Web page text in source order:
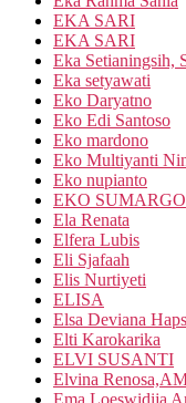
EKA SARI
EKA SARI
Eka Setianingsih,
Eka setyawati
Eko Daryatno
Eko Edi Santoso
Eko mardono
Eko Multiyanti
Eko nupianto
EKO SUMARGO
Ela Renata
Elfera Lubis
Eli Sjafaah
Elis Nurtiyeti
ELISA
Elsa Deviana
Elti Karokarika
ELVI SUSANTI
Elvina
Ema Loeswidija